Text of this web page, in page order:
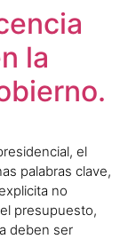
la
el
palabras clave,
no
presupuesto,
deben ser